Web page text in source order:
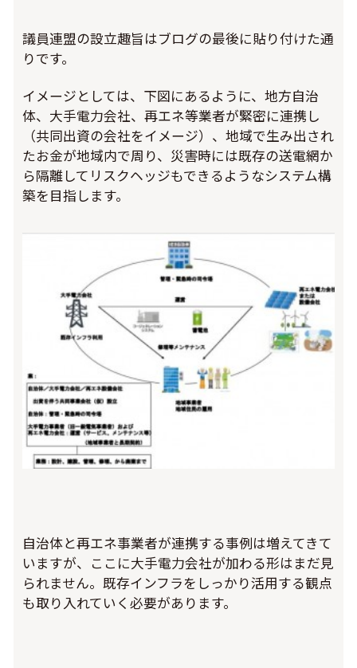
議員連盟の設立趣旨はブログの最後に貼り付けた通
りです。
イメージとしては、下図にあるように、地方自治
体、大手電力会社、再エネ等業者が緊密に連携し
（共同出資の会社をイメージ）、地域で生み出され
たお金が地域内で周り、災害時には既存の送電網か
ら隔離してリスクヘッジもできるようなシステム構
築を目指します。
自治体と再エネ事業者が連携する事例は増えてきて
いますが、ここに大手電力会社が加わる形はまだ見
られません。既存インフラをしっかり活用する観点
も取り入れていく必要があります。